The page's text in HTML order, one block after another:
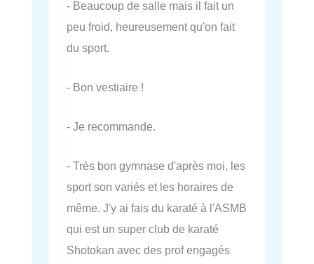
- Beaucoup de salle mais il fait un
peu froid, heureusement qu'on fait
du sport.
- Bon vestiaire !
- Je recommande.
- Très bon gymnase d'après moi, les
sport son variés et les horaires de
même. J'y ai fais du karaté à l'ASMB
qui est un super club de karaté
Shotokan avec des prof engagés